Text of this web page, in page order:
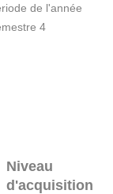
de l'année
4
Niveau
d'acquisition